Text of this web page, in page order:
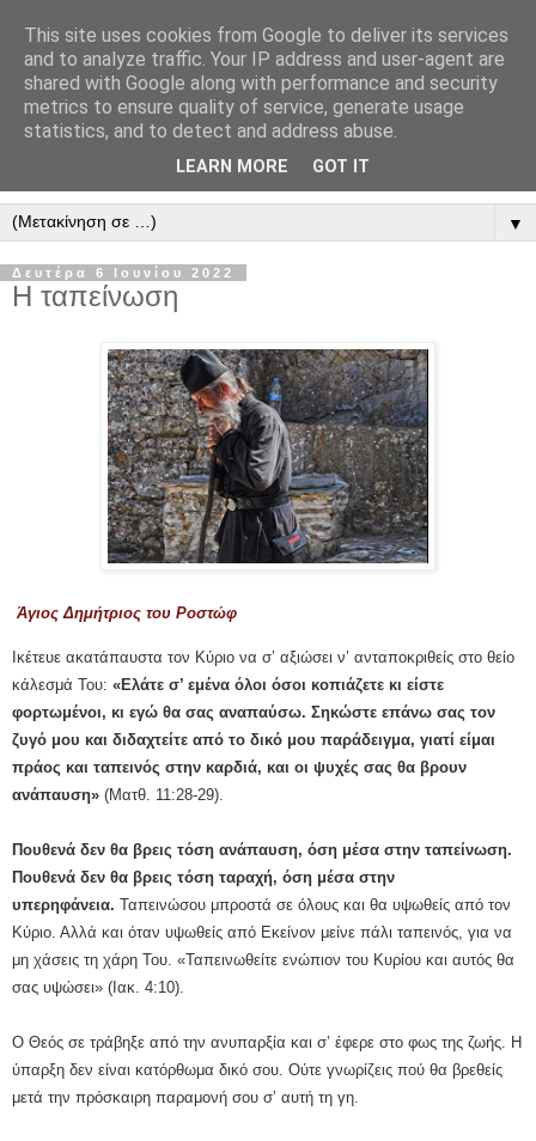
" Εξομολογεῖσθε τῶ Κυρίῳ
"
ὃτι ἀγαθός, ὃτι εἰς τόν αἰῶνα τό ἔλεος αὐτοῦ. Αλληλούϊα.
▼
Δευτέρα 6 Ιουνίου 2022
Η ταπείνωση
Άγιος Δημήτριος του Ροστώφ
Ικέτευε ακατάπαυστα τον Κύριο να σ’ αξιώσει ν’ ανταποκριθείς στο θείο
κάλεσμά Του: «Ελάτε σ’ εμένα όλοι όσοι κοπιάζετε κι είστε
φορτωμένοι, κι εγώ θα σας αναπαύσω. Σηκώστε επάνω σας τον
ζυγό μου και διδαχτείτε από το δικό μου παράδειγμα, γιατί είμαι
πράος και ταπεινός στην καρδιά, και οι ψυχές σας θα βρουν
ανάπαυση» (Ματθ. 11:28-29).
Πουθενά δεν θα βρεις τόση ανάπαυση, όση μέσα στην ταπείνωση.
Πουθενά δεν θα βρεις τόση ταραχή, όση μέσα στην
υπερηφάνεια. Ταπεινώσου μπροστά σε όλους και θα υψωθείς από τον
Κύριο. Αλλά και όταν υψωθείς από Εκείνον μείνε πάλι ταπεινός, για να
μη χάσεις τη χάρη Του. «Ταπεινωθείτε ενώπιον του Κυρίου και αυτός θα
σας υψώσει» (Ιακ. 4:10).
Ο Θεός σε τράβηξε από την ανυπαρξία και σ’ έφερε στο φως της ζωής. Η
ύπαρξη δεν είναι κατόρθωμα δικό σου. Ούτε γνωρίζεις πού θα βρεθείς
μετά την πρόσκαιρη παραμονή σου σ’ αυτή τη γη.
This site uses cookies from Google to deliver its services
and to analyze traffic. Your IP address and user-agent are
shared with Google along with performance and security
metrics to ensure quality of service, generate usage
statistics, and to detect and address abuse.
LEARN MORE GOT IT